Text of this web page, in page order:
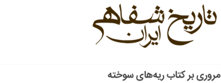
مروری بر کتاب ریه‌های سوخته